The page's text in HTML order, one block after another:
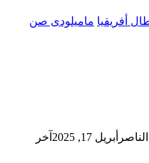
أفريقيا ماميلودى صن
أبريل 17, 2025
آخر